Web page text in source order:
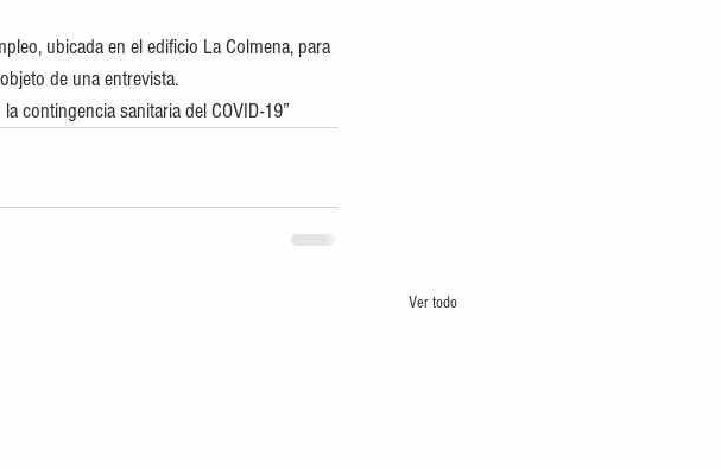
ubicada en el edificio La Colmena, para
de una entrevista.
contingencia sanitaria del COVID-19”
Ver todo